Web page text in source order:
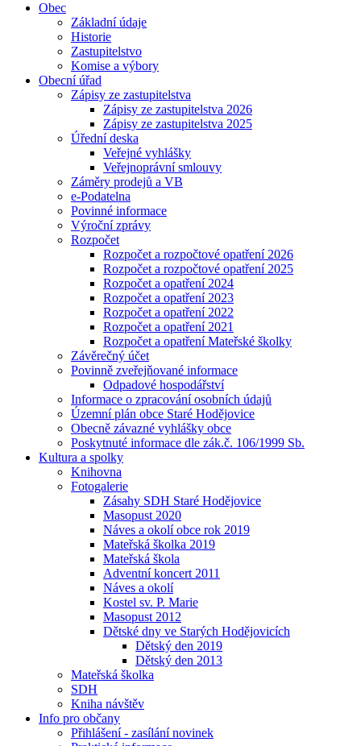
Obec
Základní údaje
Historie
Zastupitelstvo
Komise a výbory
Obecní úřad
Zápisy ze zastupitelstva
Zápisy ze zastupitelstva 2026
Zápisy ze zastupitelstva 2025
Úřední deska
Veřejné vyhlášky
Veřejnoprávní smlouvy
Záměry prodejů a VB
e-Podatelna
Povinné informace
Výroční zprávy
Rozpočet
Rozpočet a rozpočtové opatření 2026
Rozpočet a rozpočtové opatření 2025
Rozpočet a opatření 2024
Rozpočet a opatření 2023
Rozpočet a opatření 2022
Rozpočet a opatření 2021
Rozpočet a opatření Mateřské školky
Závěrečný účet
Povinně zveřejňované informace
Odpadové hospodářství
Informace o zpracování osobních údajů
Územní plán obce Staré Hodějovice
Obecně závazné vyhlášky obce
Poskytnuté informace dle zák.č. 106/1999 Sb.
Kultura a spolky
Knihovna
Fotogalerie
Zásahy SDH Staré Hodějovice
Masopust 2020
Náves a okolí obce rok 2019
Mateřská školka 2019
Mateřská škola
Adventní koncert 2011
Náves a okolí
Kostel sv. P. Marie
Masopust 2012
Dětské dny ve Starých Hodějovicích
Dětský den 2019
Dětský den 2013
Mateřská školka
SDH
Kniha návštěv
Info pro občany
Přihlášení - zasílání novinek